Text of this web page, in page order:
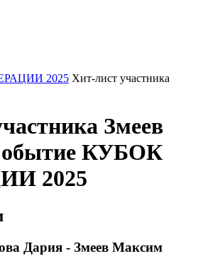
2025 Хит-лист участника
Змеев
КУБОК
2025
Дария - Змеев Максим